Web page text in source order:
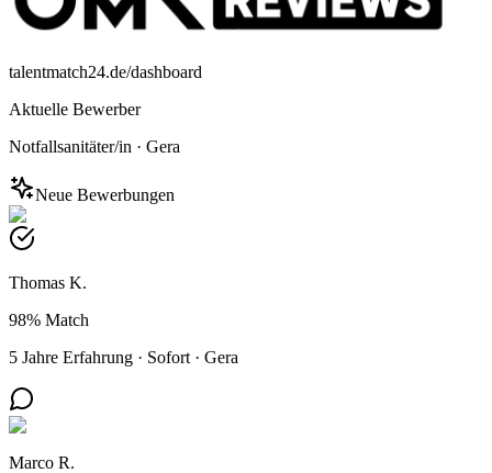
talentmatch24.de/dashboard
Aktuelle Bewerber
Notfallsanitäter/in · Gera
Neue Bewerbungen
Thomas K.
98% Match
5 Jahre Erfahrung · Sofort · Gera
Marco R.